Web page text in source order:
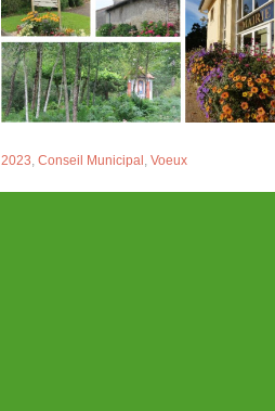
2023 Conseil Municipal Voeux